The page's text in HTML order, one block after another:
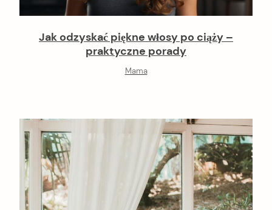
Jak odzyskać piękne włosy po ciąży –
praktyczne porady
Mama